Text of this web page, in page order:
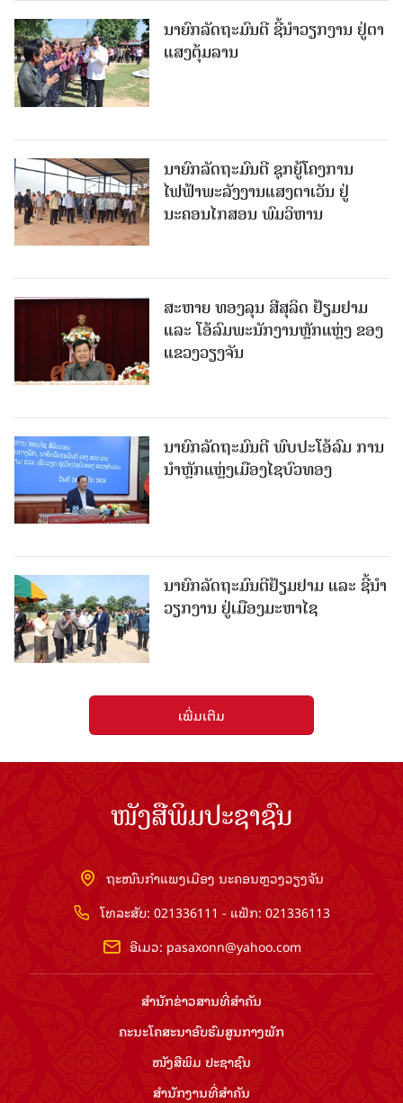
ນາຍົກລັດຖະມົນຕີ ຊີ້ນຳວຽກງານ ຢູ່ຕາ
ແສງຕຸ້ມລານ
ນາຍົກລັດຖະມົນຕີ ຊຸກຍູ້ໂຄງການ
ໄຟຟ້າພະລັງງານແສງຕາເວັນ ຢູ່
ນະຄອນໄກສອນ ພົມວິຫານ
ສະຫາຍ ທອງລຸນ ສີສຸລິດ ຢ້ຽມຢາມ
ແລະ ໂອ້ລົມພະນັກງານຫຼັກແຫຼ່ງ ຂອງ
ແຂວງວຽງຈັນ
ນາຍົກລັດຖະມົນຕີ ພົບປະໂອ້ລົມ ການ
ນຳຫຼັກແຫຼ່ງເມືອງໄຊບົວທອງ
ນາຍົກລັດຖະມົນຕີຢ້ຽມຢາມ ແລະ ຊີ້ນຳ
ວຽກງານ ຢູ່ເມືອງມະຫາໄຊ
ເພີ່ມເຕີມ
ໜັງສືພິມປະຊາຊົນ
ຖະໜົນກຳແພງເມືອງ ນະຄອນຫຼວງວຽງຈັນ
ໂທລະສັບ: 021336111 - ແຟັກ: 021336113
ອີເມວ: pasaxonn@yahoo.com
ສຳ​ນັກ​ຂ່າວ​ສານ​ທີ່​ສຳ​ຄັນ​
ຄະນະໂຄສະນາອົບຮົມ​ສູນ​ກາງ​ພັກ
ໜັງສືພິມ ປະ​ຊາ​ຊົນ
ສຳ​ນັກ​ງານ​ທີ່​ສຳ​ຄັນ